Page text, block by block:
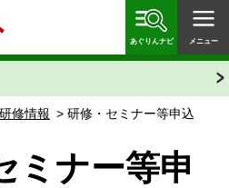
あぐりんナビ メニュー
研修情報 > 研修・セミナー等申込
ミナー等申